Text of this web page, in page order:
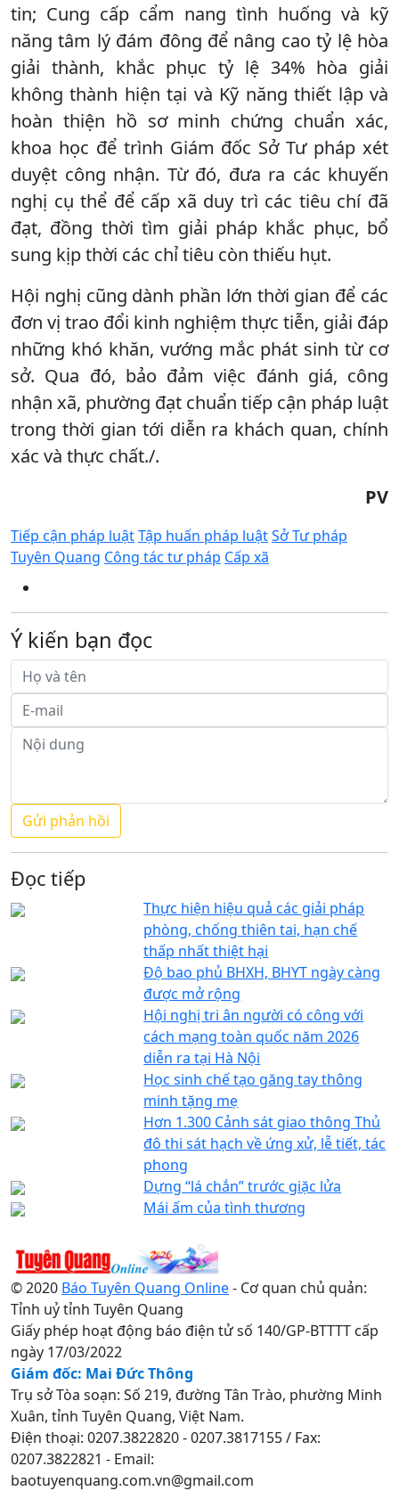
tin; Cung cấp cẩm nang tình huống và kỹ
năng tâm lý đám đông để nâng cao tỷ lệ hòa
giải thành, khắc phục tỷ lệ 34% hòa giải
không thành hiện tại và Kỹ năng thiết lập và
hoàn thiện hồ sơ minh chứng chuẩn xác,
khoa học để trình Giám đốc Sở Tư pháp xét
duyệt công nhận. Từ đó, đưa ra các khuyến
nghị cụ thể để cấp xã duy trì các tiêu chí đã
đạt, đồng thời tìm giải pháp khắc phục, bổ
sung kịp thời các chỉ tiêu còn thiếu hụt.
Hội nghị cũng dành phần lớn thời gian để các
đơn vị trao đổi kinh nghiệm thực tiễn, giải đáp
những khó khăn, vướng mắc phát sinh từ cơ
sở. Qua đó, bảo đảm việc đánh giá, công
nhận xã, phường đạt chuẩn tiếp cận pháp luật
trong thời gian tới diễn ra khách quan, chính
xác và thực chất./.
PV
Tiếp cận pháp luậtTập huấn pháp luậtSở Tư pháp
Tuyên Quang Công tác tư pháp Cấp xã
Ý kiến bạn đọc
Đọc tiếp
Thực hiện hiệu quả các giải pháp
phòng, chống thiên tai, hạn chế
thấp nhất thiệt hại
Độ bao phủ BHXH, BHYT ngày càng
được mở rộng
Hội nghị tri ân người có công với
cách mạng toàn quốc năm 2026
diễn ra tại Hà Nội
Học sinh chế tạo găng tay thông
minh tặng mẹ
Hơn 1.300 Cảnh sát giao thông Thủ
đô thi sát hạch về ứng xử, lễ tiết, tác
phong
Dựng “lá chắn” trước giặc lửa
Mái ấm của tình thương
© 2020 Báo Tuyên Quang Online- Cơ quan chủ quản:
Tỉnh uỷ tỉnh Tuyên Quang
Giấy phép hoạt động báo điện tử số 140/GP-BTTTT cấp
ngày 17/03/2022
Giám đốc: Mai Đức Thông
Trụ sở Tòa soạn: Số 219, đường Tân Trào, phường Minh
Xuân, tỉnh Tuyên Quang, Việt Nam.
Điện thoại: 0207.3822820 - 0207.3817155 / Fax:
0207.3822821 - Email:
baotuyenquang.com.vn@gmail.com